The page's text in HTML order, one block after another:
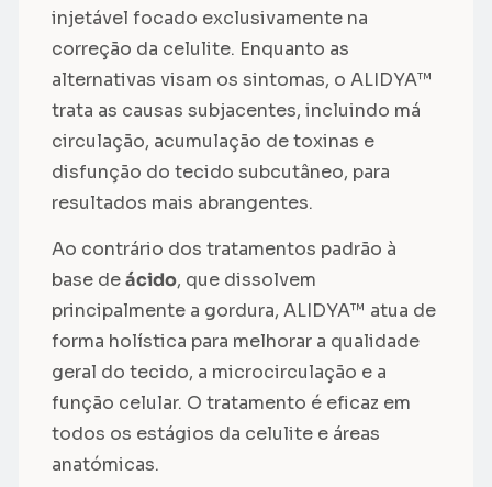
injetável focado exclusivamente na
correção da celulite. Enquanto as
alternativas visam os sintomas, o ALIDYA™
trata as causas subjacentes, incluindo má
circulação, acumulação de toxinas e
disfunção do tecido subcutâneo, para
resultados mais abrangentes.
Ao contrário dos tratamentos padrão à
base deácido, que dissolvem
principalmente a gordura, ALIDYA™ atua de
forma holística para melhorar a qualidade
geral do tecido, a microcirculação e a
função celular. O tratamento é eficaz em
todos os estágios da celulite e áreas
anatómicas.